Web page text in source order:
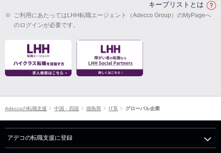
キープリストとは
※ ご利用にあたってはLHH転職エージェント（Adecco Group）のMyPageへ
のログインが必要です。
Adeccoの転職支援 中国・四国 徳島県 IT系 グローバル企業
アデコの転職支援に登録